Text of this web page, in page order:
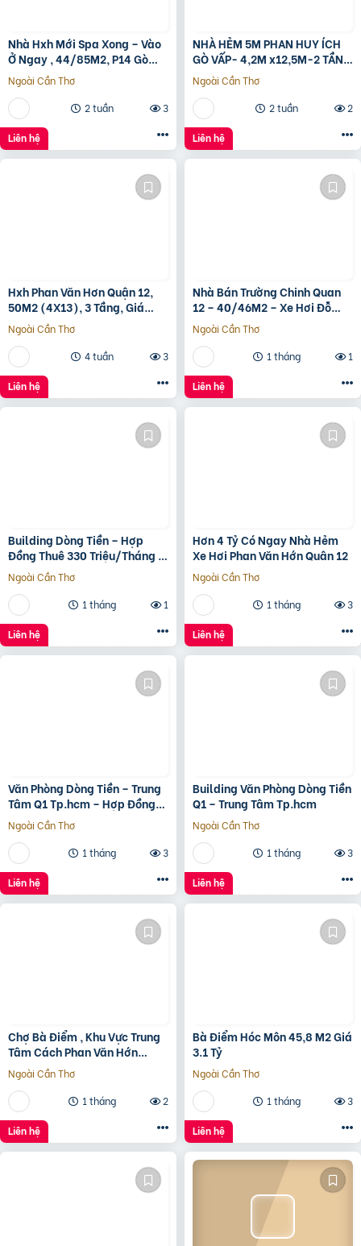
Nhà Hxh Mới Spa Xong – Vào
Ở Ngay , 44/85M2, P14 Gò
Vấp, Giá 4.X Tỷ
Ngoài Cần Thơ
2 tuần
3
Liên hệ
NHÀ HẺM 5M PHAN HUY ÍCH
GÒ VẤP- 4,2M x12,5M-2 TẦNG
– GIÁ 4,4 TỶ
Ngoài Cần Thơ
2 tuần
2
Liên hệ
Hxh Phan Văn Hơn Quận 12,
50M2 (4X13), 3 Tầng, Giá
4.96 Tỷ
Ngoài Cần Thơ
4 tuần
3
Liên hệ
Nhà Bán Trường Chinh Quan
12 – 40/46M2 – Xe Hơi Đỗ
Cửa – 3.1 Tỷ
Ngoài Cần Thơ
1 tháng
1
Liên hệ
Building Dòng Tiền – Hợp
Đồng Thuê 330 Triệu/Tháng –
Quận 5, Tp.hcm -139Ty
Ngoài Cần Thơ
1 tháng
1
Liên hệ
Hơn 4 Tỷ Có Ngay Nhà Hẻm
Xe Hơi Phan Văn Hớn Quân 12
Ngoài Cần Thơ
1 tháng
3
Liên hệ
Văn Phòng Dòng Tiền – Trung
Tâm Q1 Tp.hcm – Hợp Đồng
Thuê 250 Triệu/Tháng – 115
Tỷ
Ngoài Cần Thơ
1 tháng
3
Liên hệ
Building Văn Phòng Dòng Tiền
Q1 – Trung Tâm Tp.hcm
Ngoài Cần Thơ
1 tháng
3
Liên hệ
Chợ Bà Điểm , Khu Vực Trung
Tâm Cách Phan Văn Hớn
100m
Ngoài Cần Thơ
1 tháng
2
Liên hệ
Bà Điểm Hóc Môn 45,8 M2 Giá
3.1 Tỷ
Ngoài Cần Thơ
1 tháng
3
Liên hệ